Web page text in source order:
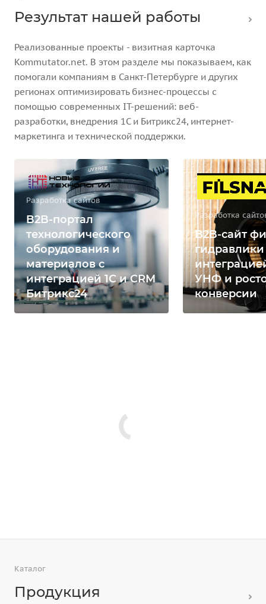
Результат нашей работы
Реализованные проекты - визитная карточка
Kommutator.net. В этом разделе мы показываем, как
помогали компаниям в Санкт-Петербурге и других
регионах оптимизировать бизнес-процессы с
помощью современных IT-решений: веб-
разработки, внедрения 1С и Битрикс24, интернет-
маркетинга и технической поддержки.
Разработка сайтов
B2B-портал
технологического
оборудования и
материалов с
интеграцией 1С и CRM
Битрикс24
Разработка
B2B-сайт
гидравлики
УНФ и
конверсии
Каталог
Продукция